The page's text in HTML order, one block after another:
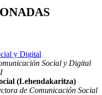
y Digital
Social y Digital
(Lehendakaritza)
de Comunicación Social